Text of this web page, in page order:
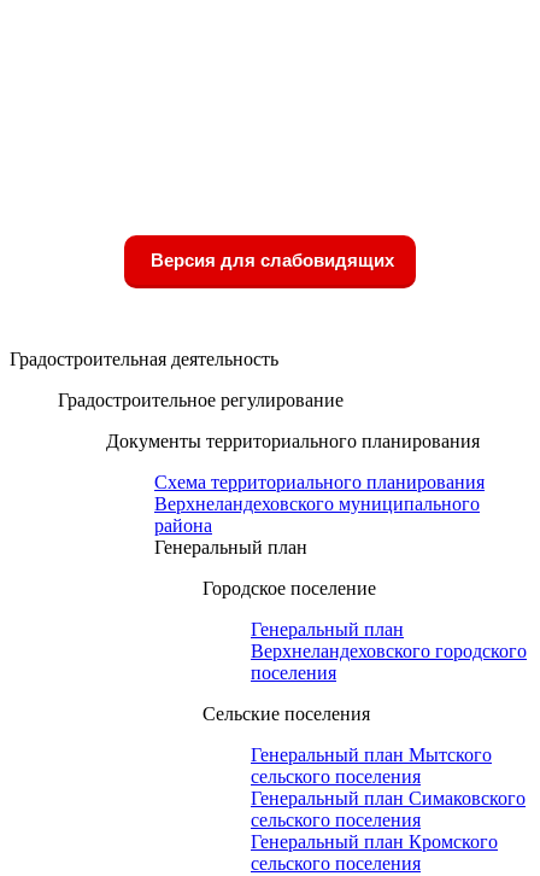
Версия для слабовидящих
Градостроительная деятельность
Градостроительное регулирование
Документы территориального планирования
Схема территориального планирования
Верхнеландеховского муниципального
района
Генеральный план
Городское поселение
Генеральный план
Верхнеландеховского городского
поселения
Сельские поселения
Генеральный план Мытского
сельского поселения
Генеральный план Симаковского
сельского поселения
Генеральный план Кромского
сельского поселения